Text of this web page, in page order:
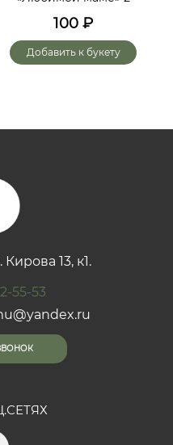
100 ₽
Добавить к букету
13, к1.
55-53